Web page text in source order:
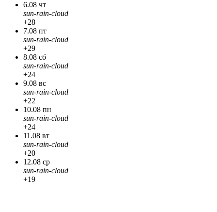
6.08 чт
sun-rain-cloud
+28
7.08 пт
sun-rain-cloud
+29
8.08 сб
sun-rain-cloud
+24
9.08 вс
sun-rain-cloud
+22
10.08 пн
sun-rain-cloud
+24
11.08 вт
sun-rain-cloud
+20
12.08 ср
sun-rain-cloud
+19